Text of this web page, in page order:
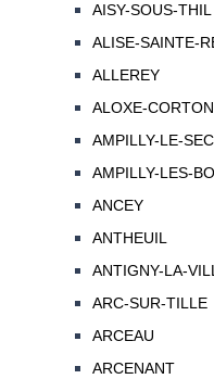
AISY-SOUS-THIL
ALISE-SAINTE-
ALLEREY
ALOXE-CORTON
AMPILLY-LE-SEC
AMPILLY-LES-
ANCEY
ANTHEUIL
ANTIGNY-LA-
ARC-SUR-TILLE
ARCEAU
ARCENANT